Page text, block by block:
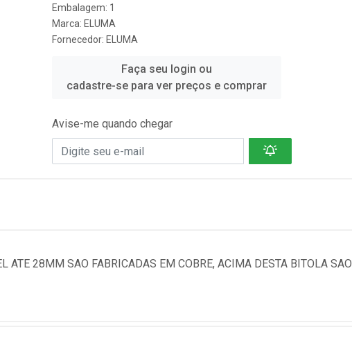
Embalagem: 1
Marca: ELUMA
Fornecedor: ELUMA
Faça seu login ou
cadastre-se para ver preços e comprar
Avise-me quando chegar
ATE 28MM SAO FABRICADAS EM COBRE, ACIMA DESTA BITOLA SAO